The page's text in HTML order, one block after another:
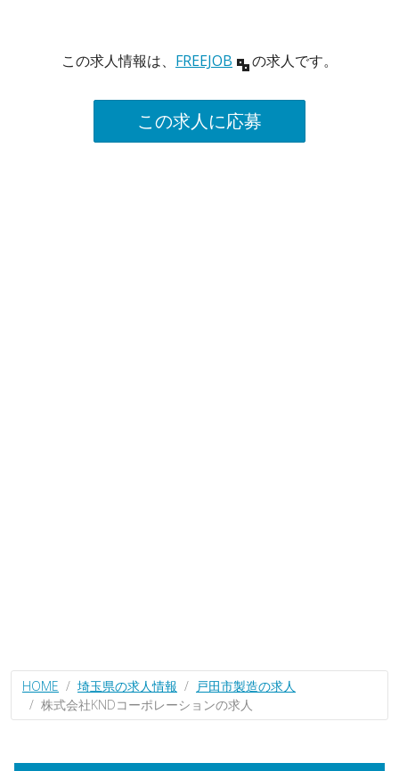
この求人情報は、 FREEJOB の求人です。
この求人に応募
HOME 埼玉県の求人情報
戸田市製造の求人
株式会社KNDコーポレーションの求人